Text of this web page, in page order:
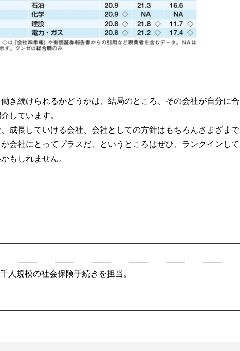
き続けられるかどうかは、結局のところ、その会社が自分に合
しています。
成長していける会社、会社としての方針はもちろんさまざまで
会社にとってプラスだ、というところはぜひ、ランクインして
もしれません。
人規模の社会保険手続きを担当。